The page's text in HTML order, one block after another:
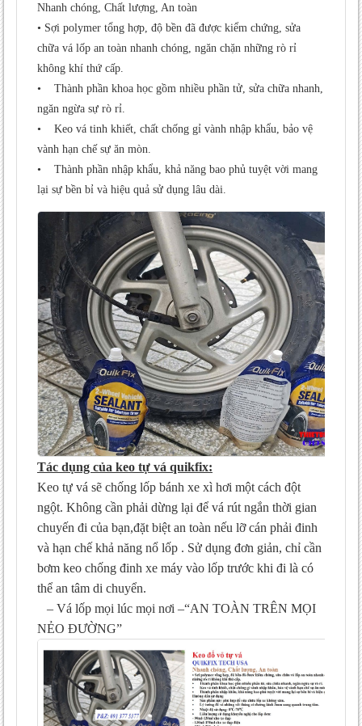
Nhanh chóng, Chất lượng, An toàn
• Sợi polymer tổng hợp, độ bền đã được kiểm chứng, sửa
chữa vá lốp an toàn nhanh chóng, ngăn chặn những rò rỉ
không khí thứ cấp.
• Thành phần khoa học gồm nhiều phần tử, sửa chữa nhanh,
ngăn ngừa sự rò rỉ.
• Keo vá tinh khiết, chất chống gỉ vành nhập khẩu, bảo vệ
vành hạn chế sự ăn mòn.
• Thành phần nhập khẩu, khả năng bao phủ tuyệt vời mang
lại sự bền bỉ và hiệu quả sử dụng lâu dài.
Tác dụng của keo tự vá quikfix:
Keo tự vá sẽ chống lốp bánh xe xì hơi một cách đột
ngột. Không cần phải dừng lại để vá rút ngắn thời gian
chuyến đi của bạn,đặt biệt an toàn nếu lỡ cán phải đinh
và hạn chế khả năng nổ lốp . Sử dụng đơn giản, chỉ cần
bơm keo chống đinh xe máy vào lốp trước khi đi là có
thể an tâm di chuyển.
– Vá lốp mọi lúc mọi nơi –“AN TOÀN TRÊN MỌI
NẺO ĐƯỜNG”